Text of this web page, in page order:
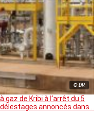
© DR
gaz de Kribi à l’arrêt du 5
annoncés dans…